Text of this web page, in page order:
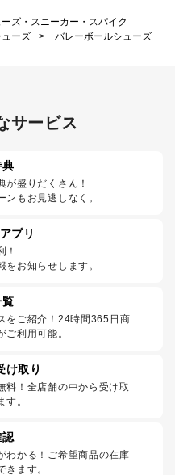
ーズ・スニーカー・スパイク
ューズ >
バレーボールシューズ
サービス
が盛りだくさん！
もお見逃しなく。
プリ
！
をお知らせします。
をご紹介！24時間365日商
ご利用可能。
け取り
料！全店舗の中から受け取
す。
認
わかる！ご希望商品の在庫
きます。